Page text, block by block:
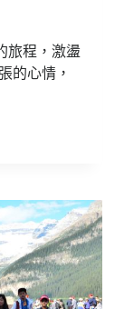
旅程，激盪
的心情，